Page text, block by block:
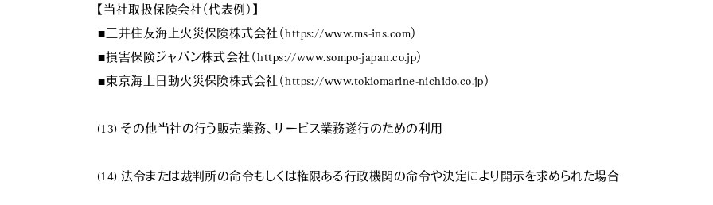
【当社取扱保険会社（代表例）】
■三井住友海上火災保険株式会社（https://www.ms-ins.com）
■損害保険ジャパン株式会社（https://www.sompo-japan.co.jp）
■東京海上日動火災保険株式会社（https://www.tokiomarine-nichido.co.jp）
(13) その他当社の行う販売業務、サービス業務遂行のための利用
(14) 法令または裁判所の命令もしくは権限ある行政機関の命令や決定により開示を求められた場合